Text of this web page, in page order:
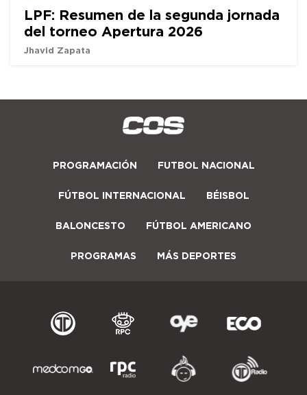
LPF: Resumen de la segunda jornada
del torneo Apertura 2026
Jhavid Zapata
PROGRAMACIÓN FUTBOL NACIONAL
FÚTBOL INTERNACIONAL BÉISBOL
BALONCESTO FÚTBOL AMERICANO
PROGRAMAS MÁS DEPORTES